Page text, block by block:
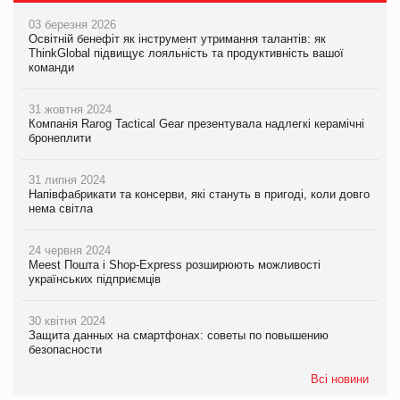
03 березня 2026
Освітній бенефіт як інструмент утримання талантів: як
ThinkGlobal підвищує лояльність та продуктивність вашої
команди
31 жовтня 2024
Компанія Rarog Tactical Gear презентувала надлегкі керамічні
бронеплити
31 липня 2024
Напівфабрикати та консерви, які стануть в пригоді, коли довго
нема світла
24 червня 2024
Meest Пошта і Shop-Express розширюють можливості
українських підприємців
30 квітня 2024
Защита данных на смартфонах: советы по повышению
безопасности
Всі новини